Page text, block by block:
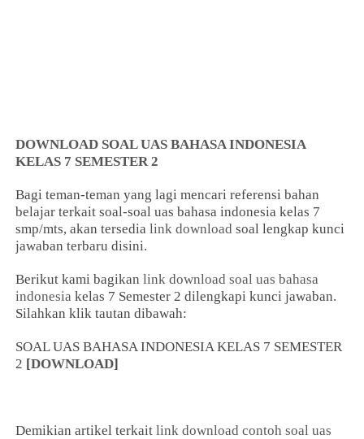
DOWNLOAD SOAL UAS BAHASA INDONESIA
KELAS 7 SEMESTER 2
Bagi teman-teman yang lagi mencari referensi bahan
belajar terkait soal-soal uas bahasa indonesia kelas 7
smp/mts, akan tersedialink download soal lengkap kunci
jawaban terbaru disini.
Berikut kami bagikanlink download soal uas bahasa
indonesia kelas 7 Semester 2 dilengkapi kunci jawaban.
Silahkan klik tautan dibawah:
SOAL UAS BAHASA INDONESIA KELAS 7 SEMESTER
2 [DOWNLOAD]
Demikian artikel terkaitlink download contoh soal uas